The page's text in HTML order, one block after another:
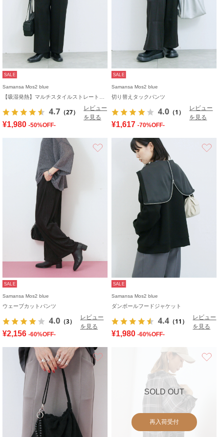
SALE
Samansa Mos2 blue
4.7 （27）
レビュー
を見る
¥1,980 -50%OFF-
SALE
Samansa Mos2 blue
切り替えタックパンツ
4.0 （1）
レビュー
を見る
¥1,617 -70%OFF-
お気に入り
SALE
Samansa Mos2 blue
ウェーブカットパンツ
4.0 （3）
レビュー
を見る
¥2,156 -60%OFF-
SALE
Samansa Mos2 blue
ダンボールフードジャケット
4.4 （11）
レビュー
を見る
¥1,980 -60%OFF-
SOLD OUT
再入荷受付